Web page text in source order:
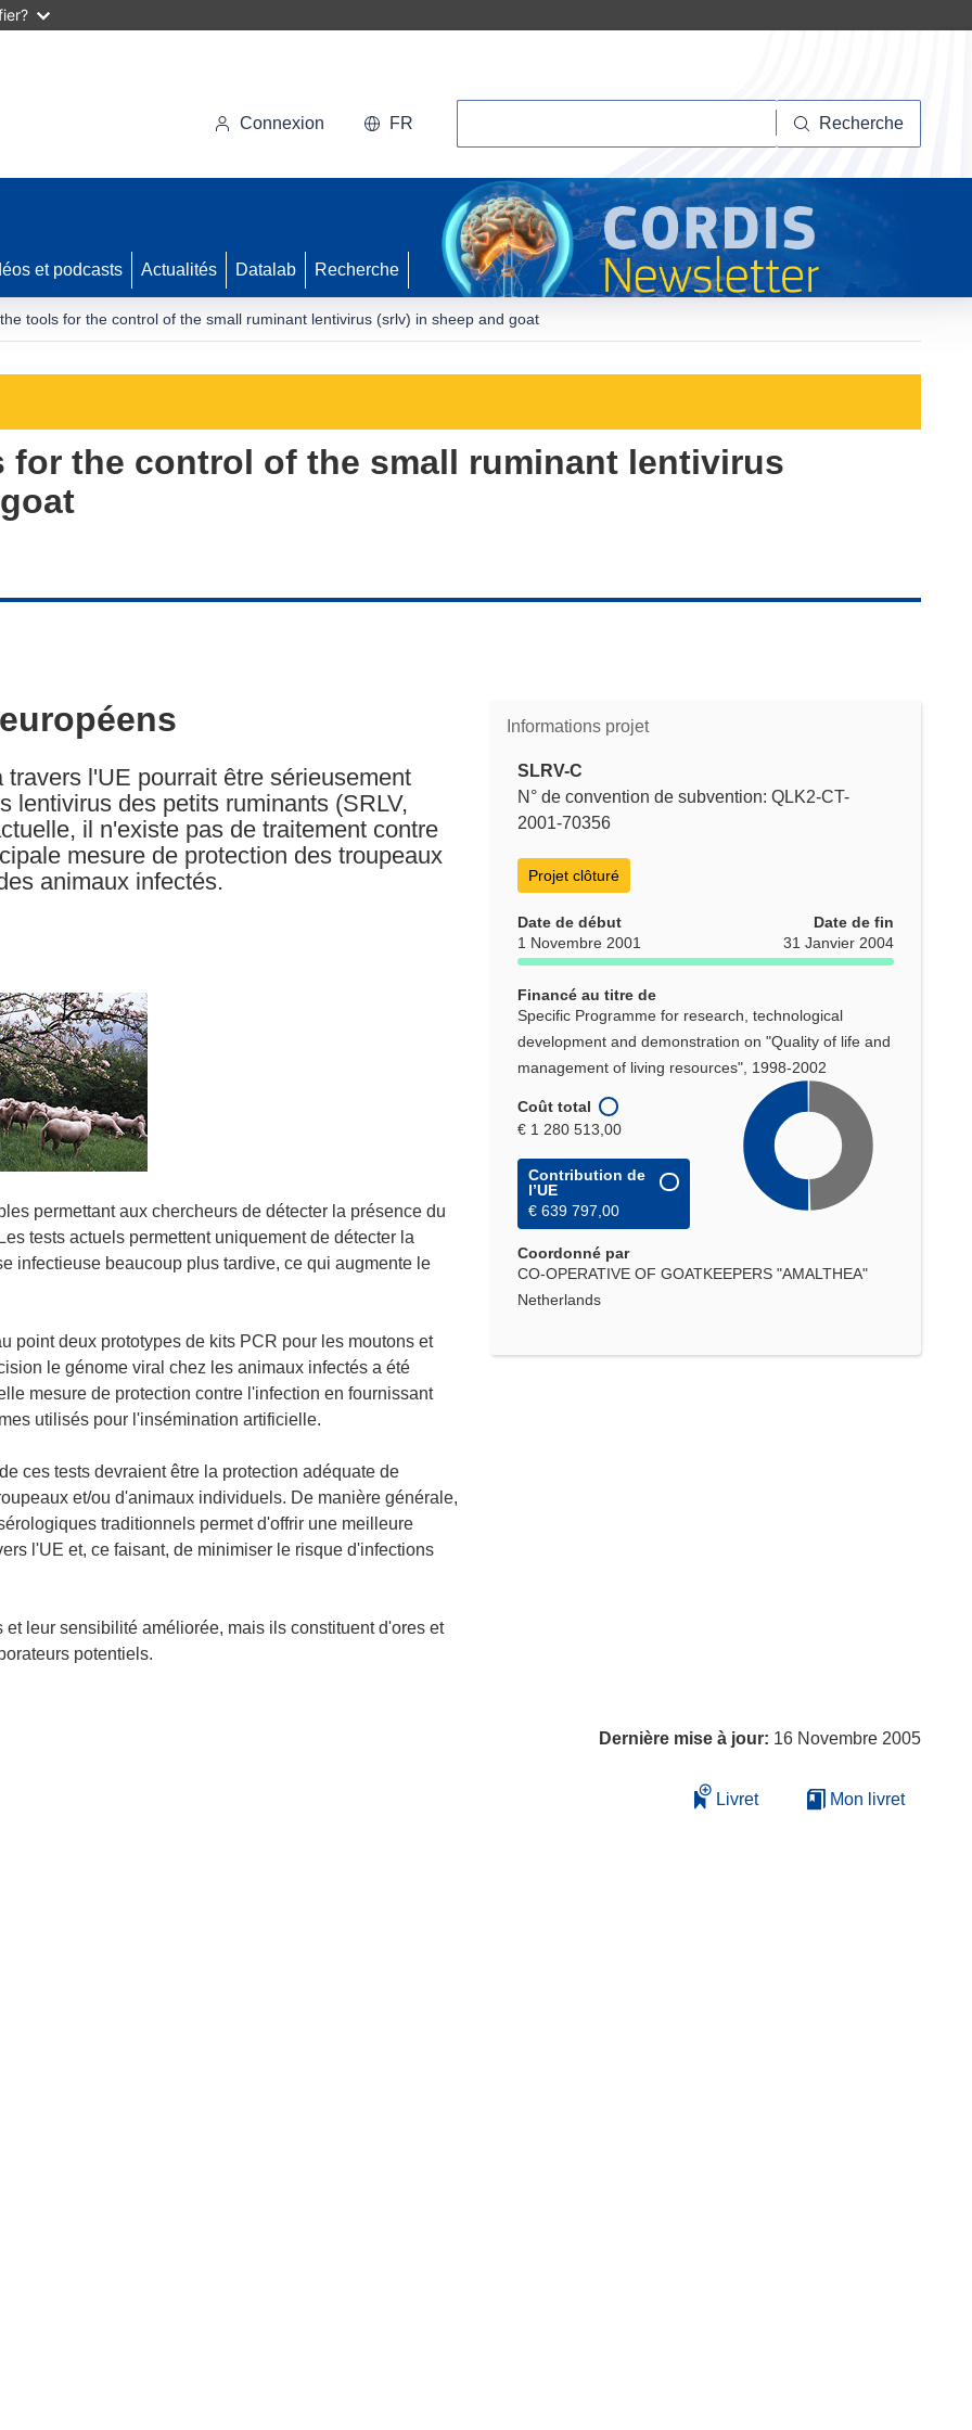
Connexion FR Recherche
et podcasts Actualités Datalab Recherche
tools for the control of the small ruminant lentivirus (srlv) in sheep and goat
for the control of the small ruminant lentivirus
l'UE pourrait être sérieusement
lentivirus des petits ruminants (SRLV,
il n'existe pas de traitement contre
mesure de protection des troupeaux
animaux infectés.
permettant aux chercheurs de détecter la présence du
tests actuels permettent uniquement de détecter la
infectieuse beaucoup plus tardive, ce qui augmente le
point deux prototypes de kits PCR pour les moutons et
le génome viral chez les animaux infectés a été
mesure de protection contre l'infection en fournissant
utilisés pour l'insémination artificielle.
ces tests devraient être la protection adéquate de
et/ou d'animaux individuels. De manière générale,
traditionnels permet d'offrir une meilleure
l'UE et, ce faisant, de minimiser le risque d'infections
leur sensibilité améliorée, mais ils constituent d'ores et
potentiels.
Informations projet
SLRV-C
N° de convention de subvention: QLK2-CT-
2001-70356
Projet clôturé
Date de début
1 Novembre 2001
Date de fin
31 Janvier 2004
Financé au titre de
Specific Programme for research, technological
development and demonstration on "Quality of life and
management of living resources", 1998-2002
Coût total
€ 1 280 513,00
Contribution de
l’UE
€ 639 797,00
Coordonné par
CO-OPERATIVE OF GOATKEEPERS "AMALTHEA"
Netherlands
Dernière mise à jour: 16 Novembre 2005
Livret Mon livret